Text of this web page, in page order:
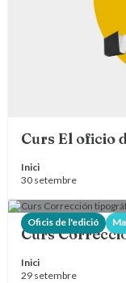
Curs El oficio
Inici
30 setembre
Oficis de l'edició
Curs
Inici
29 setembre